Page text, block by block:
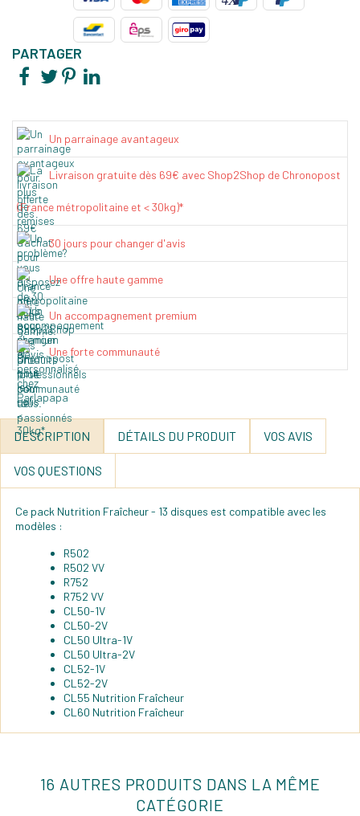
PARTAGER
Un parrainage avantageux
Livraison gratuite dès 69€ avec Shop2Shop de Chronopost
(France métropolitaine et < 30kg)*
30 jours pour changer d'avis
Une offre haute gamme
Un accompagnement premium
Une forte communauté
DESCRIPTION DÉTAILS DU PRODUIT VOS AVIS
VOS QUESTIONS
Ce pack Nutrition Fraîcheur - 13 disques est compatible avec les
modèles :
R502
R502 VV
R752
R752 VV
CL50-1V
CL50-2V
CL50 Ultra-1V
CL50 Ultra-2V
CL52-1V
CL52-2V
CL55 Nutrition Fraîcheur
CL60 Nutrition Fraîcheur
16 AUTRES PRODUITS DANS LA MÊME
CATÉGORIE